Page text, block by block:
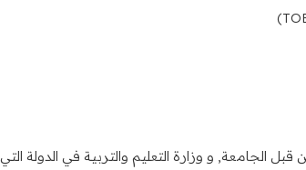
الجامعة, و وزارة التعليم والتربية في الدولة التي